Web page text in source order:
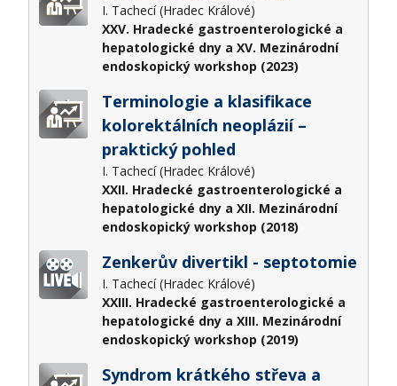
I. Tachecí (Hradec Králové)
XXV. Hradecké gastroenterologické a
hepatologické dny a XV. Mezinárodní
endoskopický workshop (2023)
Terminologie a klasifikace
kolorektálních neoplázií –
praktický pohled
I. Tachecí (Hradec Králové)
XXII. Hradecké gastroenterologické a
hepatologické dny a XII. Mezinárodní
endoskopický workshop (2018)
Zenkerův divertikl - septotomie
I. Tachecí (Hradec Králové)
XXIII. Hradecké gastroenterologické a
hepatologické dny a XIII. Mezinárodní
endoskopický workshop (2019)
Syndrom krátkého střeva a